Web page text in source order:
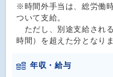
※時間外手当は、総労働
ついて支給。
ただし、別途支給され
時間）を超えた分となりま
年収・給与